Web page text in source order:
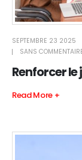
SEPTEMBRE 23 2025
SANS
Renforcer
Read More +